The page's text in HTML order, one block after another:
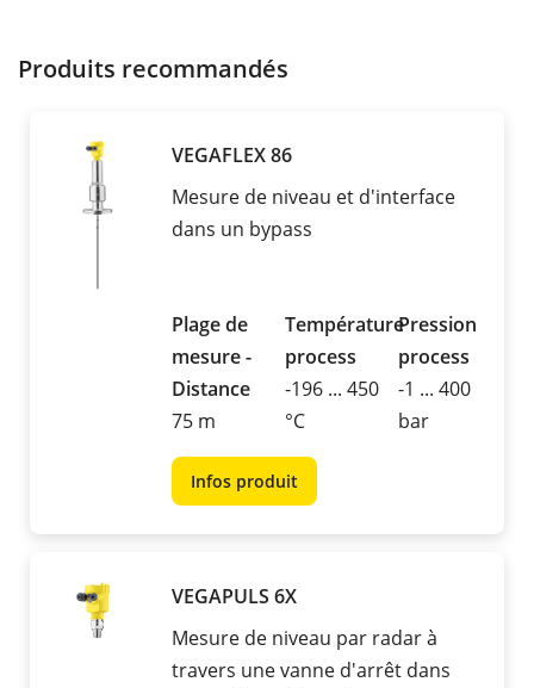
Produits recommandés
VEGAFLEX 86
Mesure de niveau et d'interface
dans un bypass
Plage de
mesure -
Distance
75 m
Température
process
-196 ... 450
°C
Pression
process
-1 ... 400
bar
Infos produit
VEGAPULS 6X
Mesure de niveau par radar à
travers une vanne d'arrêt dans